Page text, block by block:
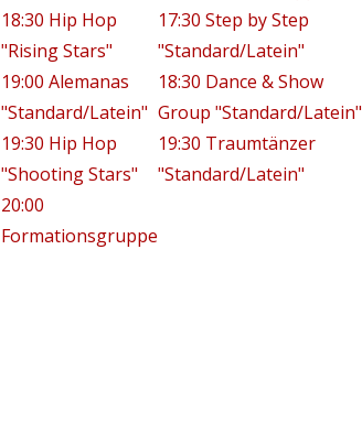
18:30 Hip Hop
"Rising Stars"
19:00 Alemanas
"Standard/Latein"
19:30 Hip Hop
"Shooting Stars"
20:00
Formationsgruppe
17:30 Step by Step
"Standard/Latein"
18:30 Dance & Show
Group "Standard/Latein"
19:30 Traumtänzer
"Standard/Latein"